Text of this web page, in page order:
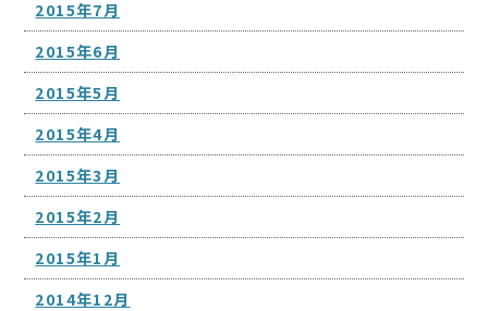
2015年7月
2015年6月
2015年5月
2015年4月
2015年3月
2015年2月
2015年1月
2014年12月